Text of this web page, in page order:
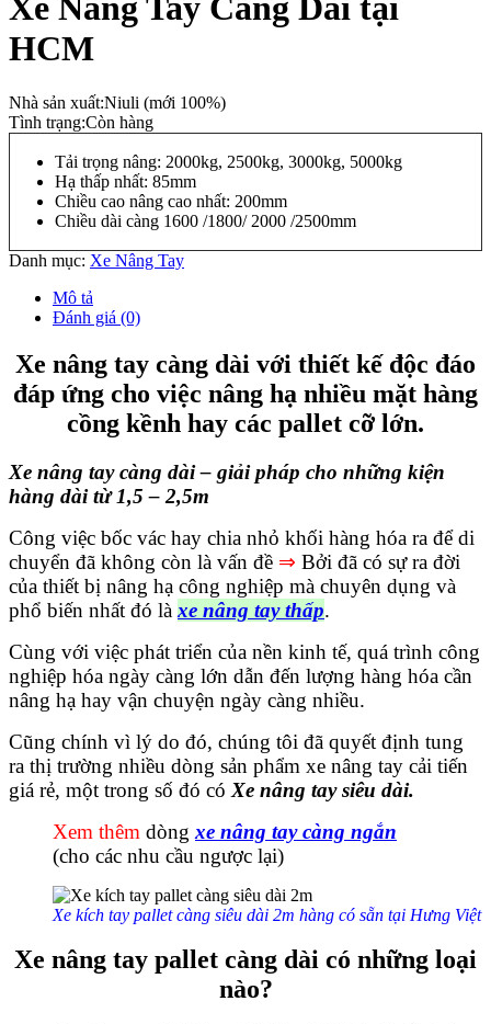
Xe Nâng Tay Càng Dài tại
HCM
Nhà sản xuất:Niuli (mới 100%)
Tình trạng:Còn hàng
Tải trọng nâng: 2000kg, 2500kg, 3000kg, 5000kg
Hạ thấp nhất: 85mm
Chiều cao nâng cao nhất: 200mm
Chiều dài càng 1600 /1800/ 2000 /2500mm
Danh mục: Xe Nâng Tay
Mô tả
Đánh giá (0)
Xe nâng tay càng dài với thiết kế độc đáo
đáp ứng cho việc nâng hạ nhiều mặt hàng
cồng kềnh hay các pallet cỡ lớn.
Xe nâng tay càng dài – giải pháp cho những kiện
hàng dài từ 1,5 – 2,5m
Công việc bốc vác hay chia nhỏ khối hàng hóa ra để di
chuyển đã không còn là vấn đề ⇒ Bởi đã có sự ra đời
của thiết bị nâng hạ công nghiệp mà chuyên dụng và
phổ biến nhất đó là xe nâng tay thấp.
Cùng với việc phát triển của nền kinh tế, quá trình công
nghiệp hóa ngày càng lớn dẫn đến lượng hàng hóa cần
nâng hạ hay vận chuyện ngày càng nhiều.
Cũng chính vì lý do đó, chúng tôi đã quyết định tung
ra thị trường nhiều dòng sản phẩm xe nâng tay cải tiến
giá rẻ, một trong số đó có Xe nâng tay siêu dài.
Xem thêm dòng xe nâng tay càng ngắn
(cho các nhu cầu ngược lại)
Xe kích tay pallet càng siêu dài 2m hàng có sẵn tại Hưng Việt
Xe nâng tay pallet càng dài có những loại
nào?